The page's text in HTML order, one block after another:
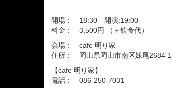
開場： 18:30 開演:19:00
料金： 3,500円 （＋飲食代）
会場： cafe 明り家
住所： 岡山県岡山市南区妹尾2684-1
【cafe 明り家】
電話： 086-250-7031